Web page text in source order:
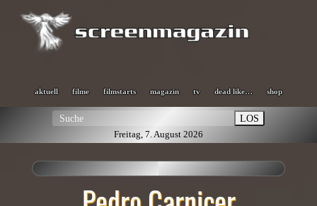
aktuell filme filmstarts magazin tv dead like… shop
LOS
Freitag, 7. August 2026